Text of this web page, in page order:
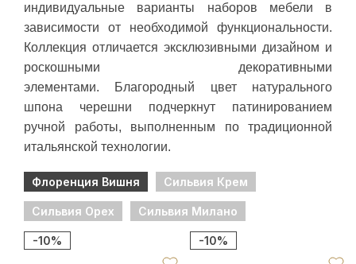
индивидуальные варианты наборов мебели в
зависимости от необходимой функциональности.
Коллекция отличается эксклюзивными дизайном и
роскошными декоративными
элементами. Благородный цвет натурального
шпона черешни подчеркнут патинированием
ручной работы, выполненным по традиционной
итальянской технологии.
Флоренция Вишня Сильвия Крем
Сильвия Орех Сильвия Милано
-10% -10%